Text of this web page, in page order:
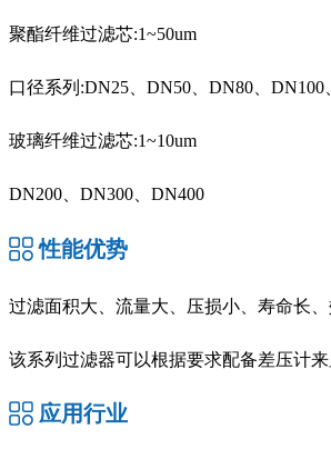
聚酯纤维过滤芯:1~50um
口径系列:DN25、DN50、DN80、DN100
玻璃纤维过滤芯:1~10um
DN200、DN300、DN400
性能优势
过滤面积大、流量大、压损小、寿命长
该系列过滤器可以根据要求配备差压计
应用行业